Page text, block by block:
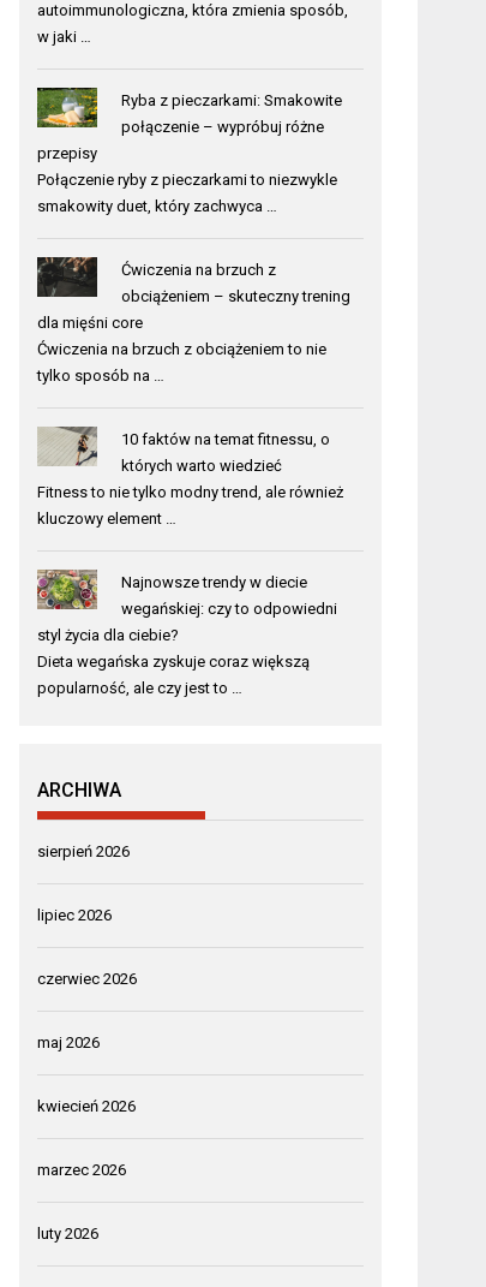
autoimmunologiczna, która zmienia sposób,
w jaki …
Ryba z pieczarkami: Smakowite
połączenie – wypróbuj różne
przepisy
Połączenie ryby z pieczarkami to niezwykle
smakowity duet, który zachwyca …
Ćwiczenia na brzuch z
obciążeniem – skuteczny trening
dla mięśni core
Ćwiczenia na brzuch z obciążeniem to nie
tylko sposób na …
10 faktów na temat fitnessu, o
których warto wiedzieć
Fitness to nie tylko modny trend, ale również
kluczowy element …
Najnowsze trendy w diecie
wegańskiej: czy to odpowiedni
styl życia dla ciebie?
Dieta wegańska zyskuje coraz większą
popularność, ale czy jest to …
ARCHIWA
sierpień 2026
lipiec 2026
czerwiec 2026
maj 2026
kwiecień 2026
marzec 2026
luty 2026